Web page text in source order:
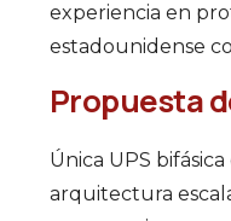
experiencia en
estadounidense
Propuesta
Única UPS
arquitectura